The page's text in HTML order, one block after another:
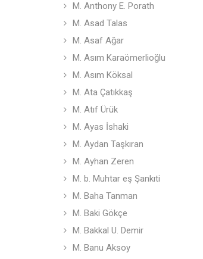
M. Anthony E. Porath
M. Asad Talas
M. Asaf Ağar
M. Asım Karaömerlioğlu
M. Asım Köksal
M. Ata Çatıkkaş
M. Atıf Ürük
M. Ayas İshaki
M. Aydan Taşkıran
M. Ayhan Zeren
M. b. Muhtar eş Şankıti
M. Baha Tanman
M. Baki Gökçe
M. Bakkal U. Demir
M. Banu Aksoy